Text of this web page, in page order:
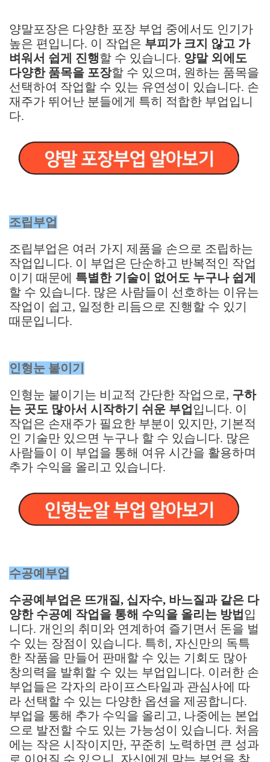
양말포장은 다양한 포장 부업 중에서도 인기가
높은 편입니다. 이 작업은 부피가 크지 않고 가
벼워서 쉽게 진행할 수 있습니다. 양말 외에도
다양한 품목을 포장할 수 있으며, 원하는 품목을
선택하여 작업할 수 있는 유연성이 있습니다. 손
재주가 뛰어난 분들에게 특히 적합한 부업입니
다.
조립부업
조립부업은 여러 가지 제품을 손으로 조립하는
작업입니다. 이 부업은 단순하고 반복적인 작업
이기 때문에 특별한 기술이 없어도 누구나 쉽게
할 수 있습니다. 많은 사람들이 선호하는 이유는
작업이 쉽고, 일정한 리듬으로 진행할 수 있기
때문입니다.
인형눈 붙이기
인형눈 붙이기는 비교적 간단한 작업으로, 구하
는 곳도 많아서 시작하기 쉬운 부업 입니다. 이
작업은 손재주가 필요한 부분이 있지만, 기본적
인 기술만 있으면 누구나 할 수 있습니다. 많은
사람들이 이 부업을 통해 여유 시간을 활용하며
추가 수익을 올리고 있습니다.
수공예부업
수공예부업은 뜨개질, 십자수, 바느질과 같은 다
양한 수공예 작업을 통해 수익을 올리는 방법 입
니다. 개인의 취미와 연계하여 즐기면서 돈을 벌
수 있는 장점이 있습니다. 특히, 자신만의 독특
한 작품을 만들어 판매할 수 있는 기회도 많아
창의력을 발휘할 수 있는 부업입니다. 이러한 손
부업들은 각자의 라이프스타일과 관심사에 따
라 선택할 수 있는 다양한 옵션을 제공합니다.
부업을 통해 추가 수익을 올리고, 나중에는 본업
으로 발전할 수도 있는 가능성이 있습니다. 처음
에는 작은 시작이지만, 꾸준히 노력하면 큰 성과
로 이어질 수 있으니, 자신에게 맞는 부업을 찾